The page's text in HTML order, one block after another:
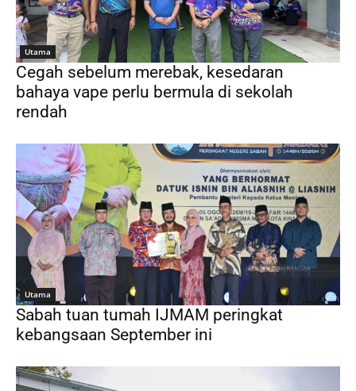
Utama
Cegah sebelum merebak, kesedaran
bahaya vape perlu bermula di sekolah
rendah
Utama
Sabah tuan tumah IJMAM peringkat
kebangsaan September ini